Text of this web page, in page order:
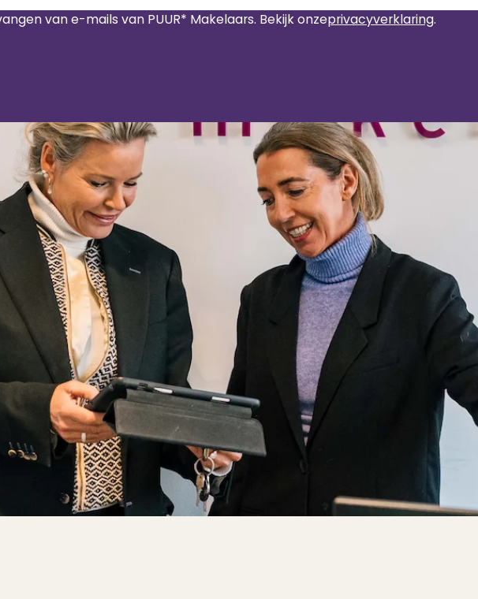
van e-mails van PUUR* Makelaars. Bekijk onzeprivacyverklaring.